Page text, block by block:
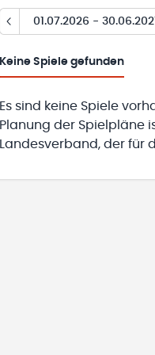
01.07.2026 -
Keine Spiele gefunden
Es sind keine Spiele
Planung der Spielpläne
Landesverband, der für